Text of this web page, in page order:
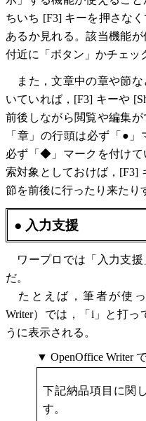
ちいち [F3] キーを押さな
あるか見れる。該当機能
付近に「ボタン」かチェッ
また，文章中の章や節な
いていれば，[F3] キーや
前後しながら閲覧や編集が
「章」の行頭は必ず「●
必ず「◆」マークを付けて
索対象としておけば，[F3]
節を前後に行ったり来たり
● 入力支援
ワープロでは「入力支援
だ。
たとえば，筆者が使っ
Writer）では，「i」と打っ
うに表示される。
▼ OpenOffice Writer
下記納品項目に関
す。